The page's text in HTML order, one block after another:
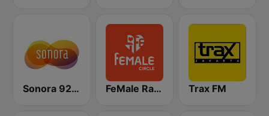
Sonora 92.0 FM FeMale Radio 97.9 FM Trax FM